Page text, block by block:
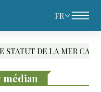
FR
LA MER CASPIENNE :